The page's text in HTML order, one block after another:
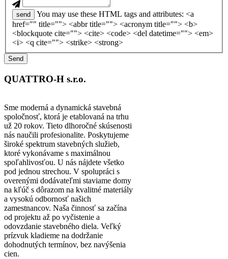
send
You may use these HTML tags and attributes: <a
href="" title=""> <abbr title=""> <acronym title=""> <b>
<blockquote cite=""> <cite> <code> <del datetime=""> <em>
<i> <q cite=""> <strike> <strong>
QUATTRO-H s.r.o.
Sme moderná a dynamická stavebná
spoločnosť, ktorá je etablovaná na trhu
už 20 rokov. Tieto dlhoročné skúsenosti
nás naučili profesionalite. Poskytujeme
široké spektrum stavebných služieb,
ktoré vykonávame s maximálnou
spoľahlivosťou. U nás nájdete všetko
pod jednou strechou. V spolupráci s
overenými dodávateľmi staviame domy
na kľúč s dôrazom na kvalitné materiály
a vysokú odbornosť našich
zamestnancov. Naša činnosť sa začína
od projektu až po vyčistenie a
odovzdanie stavebného diela. Veľký
prízvuk kladieme na dodržanie
dohodnutých termínov, bez navýšenia
cien.